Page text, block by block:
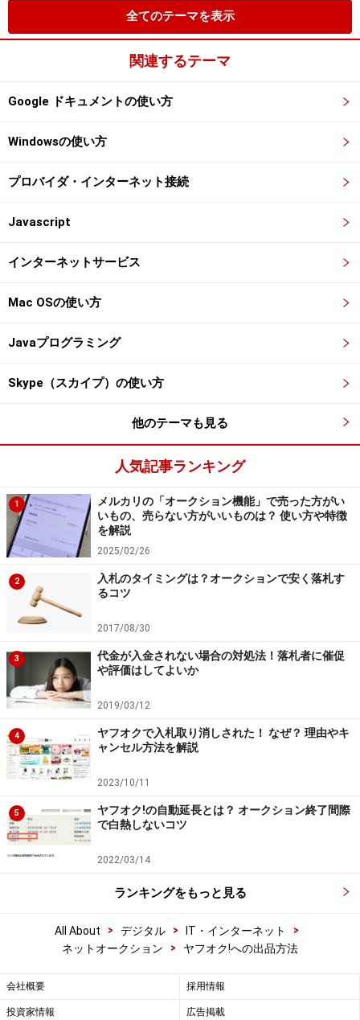
全てのテーマを表示
関連するテーマ
Google ドキュメントの使い方
Windowsの使い方
プロバイダ・インターネット接続
Javascript
インターネットサービス
Mac OSの使い方
Javaプログラミング
Skype（スカイプ）の使い方
他のテーマも見る
人気記事ランキング
1
メルカリの「オークション機能」で売った方がい
いもの、売らない方がいいものは？ 使い方や特徴
を解説
2025/02/26
2
入札のタイミングは？オークションで安く落札す
るコツ
2017/08/30
3
代金が入金されない場合の対処法！落札者に催促
や評価はしてよいか
2019/03/12
4
ヤフオクで入札取り消しされた！ なぜ？ 理由やキ
ャンセル方法を解説
2023/10/11
5
ヤフオク!の自動延長とは？ オークション終了間際
で白熱しないコツ
2022/03/14
ランキングをもっと見る
All About > デジタル > IT・インターネット
>
ネットオークション
> ヤフオク!への出品方法
会社概要 採用情報
投資家情報 広告掲載